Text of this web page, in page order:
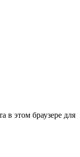
в этом браузере для